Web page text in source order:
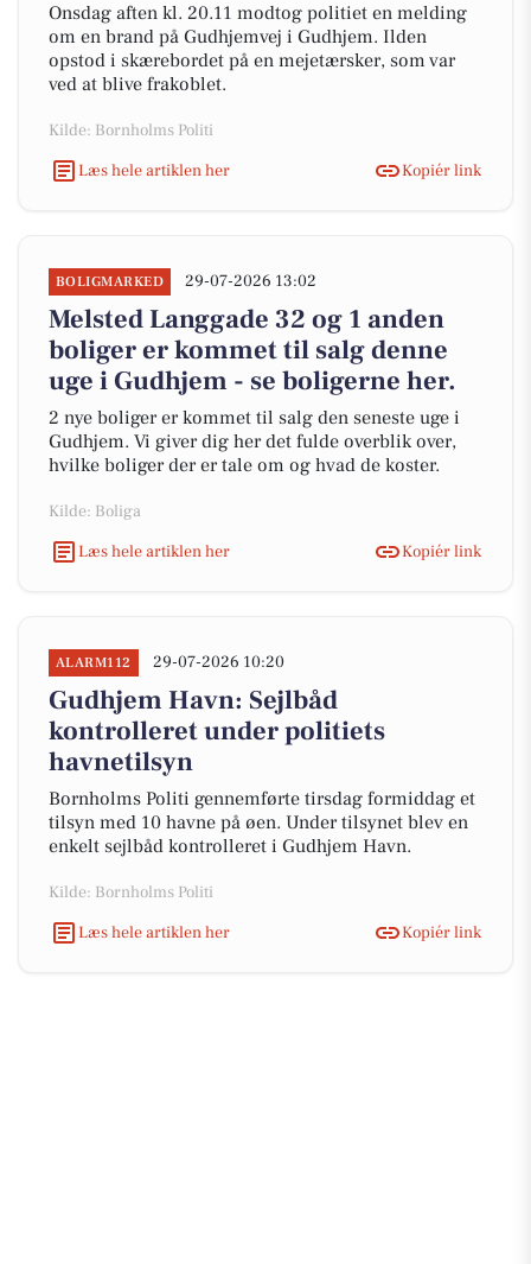
Onsdag aften kl. 20.11 modtog politiet en melding
om en brand på Gudhjemvej i Gudhjem. Ilden
opstod i skærebordet på en mejetærsker, som var
ved at blive frakoblet.
Kilde: Bornholms Politi
Læs hele artiklen her
Kopiér link
BOLIGMARKED 29-07-2026 13:02
Melsted Langgade 32 og 1 anden
boliger er kommet til salg denne
uge i Gudhjem - se boligerne her.
2 nye boliger er kommet til salg den seneste uge i
Gudhjem. Vi giver dig her det fulde overblik over,
hvilke boliger der er tale om og hvad de koster.
Kilde: Boliga
Læs hele artiklen her
Kopiér link
ALARM112 29-07-2026 10:20
Gudhjem Havn: Sejlbåd
kontrolleret under politiets
havnetilsyn
Bornholms Politi gennemførte tirsdag formiddag et
tilsyn med 10 havne på øen. Under tilsynet blev en
enkelt sejlbåd kontrolleret i Gudhjem Havn.
Kilde: Bornholms Politi
Læs hele artiklen her
Kopiér link